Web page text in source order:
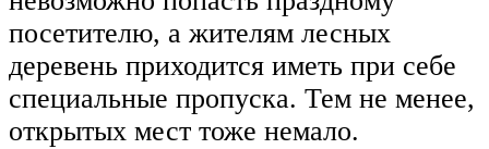
посетителю, а жителям лесных
деревень приходится иметь при себе
специальные пропуска. Тем не менее,
открытых мест тоже немало.